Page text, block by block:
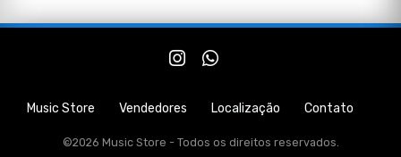
Music Store Vendedores Localização Contato
©2026 Music Store - Todos os direitos reservados.